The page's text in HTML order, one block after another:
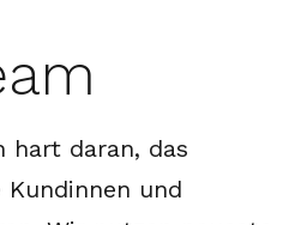
hart daran, das
und